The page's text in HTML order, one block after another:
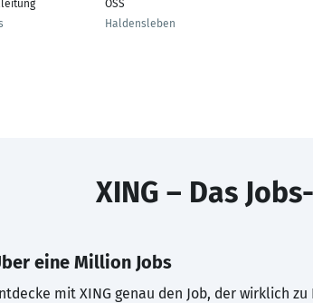
OSS
Haldensleben
XING – Das
eine Million Jobs
mit XING genau den Job, der wirklich zu